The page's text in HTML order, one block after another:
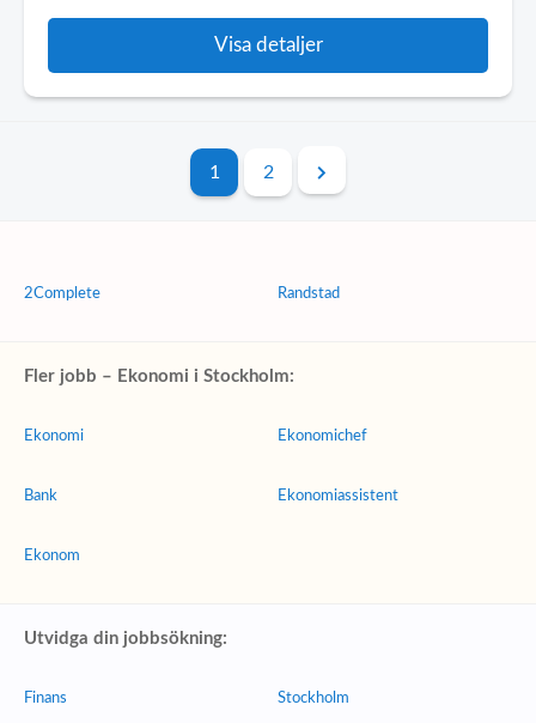
Visa detaljer
1 2
2Complete Randstad
Fler jobb – Ekonomi i Stockholm:
Ekonomi
Bank
Ekonom
Ekonomichef
Ekonomiassistent
Utvidga din jobbsökning:
Finans Stockholm